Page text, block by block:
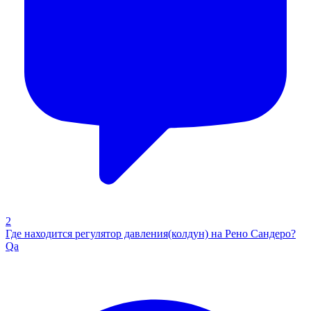
2
Где находится регулятор давления(колдун) на Рено Сандеро?
Qa